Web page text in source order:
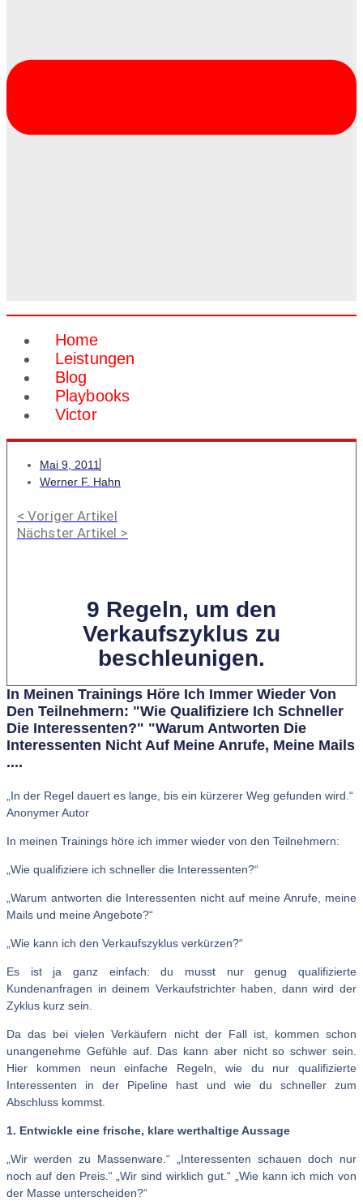
Home
Leistungen
Blog
Playbooks
Victor
Mai 9, 2011
Werner F. Hahn
< Voriger Artikel
Nächster Artikel >
9 Regeln, um den
Verkaufszyklus zu
beschleunigen.
In Meinen Trainings Höre Ich Immer Wieder Von
Den Teilnehmern: "Wie Qualifiziere Ich Schneller
Die Interessenten?" "Warum Antworten Die
Interessenten Nicht Auf Meine Anrufe, Meine Mails
....
„In der Regel dauert es lange, bis ein kürzerer Weg gefunden wird.“
Anonymer Autor
In meinen Trainings höre ich immer wieder von den Teilnehmern:
„Wie qualifiziere ich schneller die Interessenten?“
„Warum antworten die Interessenten nicht auf meine Anrufe, meine
Mails und meine Angebote?“
„Wie kann ich den Verkaufszyklus verkürzen?“
Es ist ja ganz einfach: du musst nur genug qualifizierte
Kundenanfragen in deinem Verkaufstrichter haben, dann wird der
Zyklus kurz sein.
Da das bei vielen Verkäufern nicht der Fall ist, kommen schon
unangenehme Gefühle auf. Das kann aber nicht so schwer sein.
Hier kommen neun einfache Regeln, wie du nur qualifizierte
Interessenten in der Pipeline hast und wie du schneller zum
Abschluss kommst.
1. Entwickle eine frische, klare werthaltige Aussage
„Wir werden zu Massenware.“ „Interessenten schauen doch nur
noch auf den Preis.“ „Wir sind wirklich gut.“ „Wie kann ich mich von
der Masse unterscheiden?“